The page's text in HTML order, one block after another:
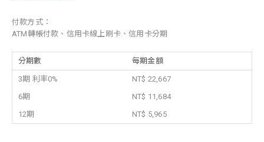
付款方式：
ATM轉帳付款、信用卡線上刷卡、信用卡分期
分期數 每期金額
3期 利率0%
NT$ 22,667
6期
NT$ 11,684
12期
NT$ 5,965